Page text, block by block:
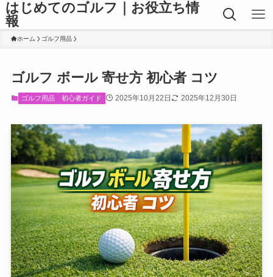
はじめてのゴルフ｜お役立ち情
報
ホーム ゴルフ用品
ゴルフ ボール 寄せ方 初心者 コツ
ゴルフ用品 初心者ガイド 2025年10月22日 2025年12月30日